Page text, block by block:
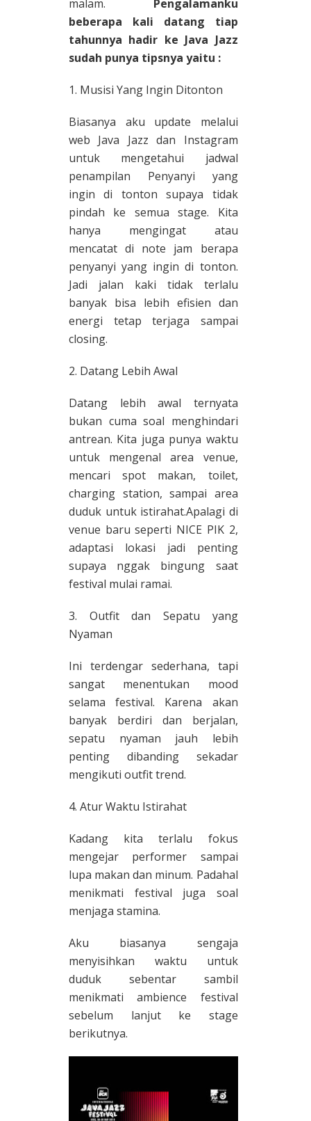
malam. Pengalamanku
beberapa kali datang tiap
tahunnya hadir ke Java Jazz
sudah punya tipsnya yaitu :
1. Musisi Yang Ingin Ditonton
Biasanya aku update melalui
web Java Jazz dan Instagram
untuk mengetahui jadwal
penampilan Penyanyi yang
ingin di tonton supaya tidak
pindah ke semua stage. Kita
hanya mengingat atau
mencatat di note jam berapa
penyanyi yang ingin di tonton.
Jadi jalan kaki tidak terlalu
banyak bisa lebih efisien dan
energi tetap terjaga sampai
closing.
2. Datang Lebih Awal
Datang lebih awal ternyata
bukan cuma soal menghindari
antrean. Kita juga punya waktu
untuk mengenal area venue,
mencari spot makan, toilet,
charging station, sampai area
duduk untuk istirahat.Apalagi di
venue baru seperti NICE PIK 2,
adaptasi lokasi jadi penting
supaya nggak bingung saat
festival mulai ramai.
3. Outfit dan Sepatu yang
Nyaman
Ini terdengar sederhana, tapi
sangat menentukan mood
selama festival. Karena akan
banyak berdiri dan berjalan,
sepatu nyaman jauh lebih
penting dibanding sekadar
mengikuti outfit trend.
4. Atur Waktu Istirahat
Kadang kita terlalu fokus
mengejar performer sampai
lupa makan dan minum. Padahal
menikmati festival juga soal
menjaga stamina.
Aku biasanya sengaja
menyisihkan waktu untuk
duduk sebentar sambil
menikmati ambience festival
sebelum lanjut ke stage
berikutnya.